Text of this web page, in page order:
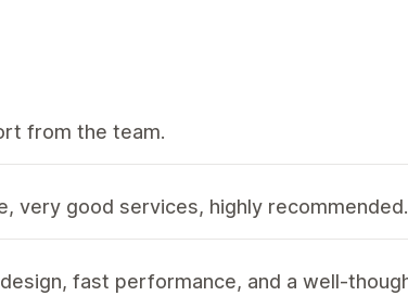
from the team.
very good services, highly recommended.
fast performance, and a well-